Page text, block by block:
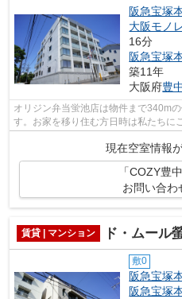
阪急宝塚
大阪モノ
16分
阪急宝塚
築11年
大阪府豊
オリジン弁当蛍池店は物件まで340m
す。お家を移り住む方日時は私たちに
設備がしっかりしているマンション物
現在空室情報
「COZY豊
お問い合わ
賃貸 | マンション ド・ムール
敷0
阪急宝塚
阪急宝塚